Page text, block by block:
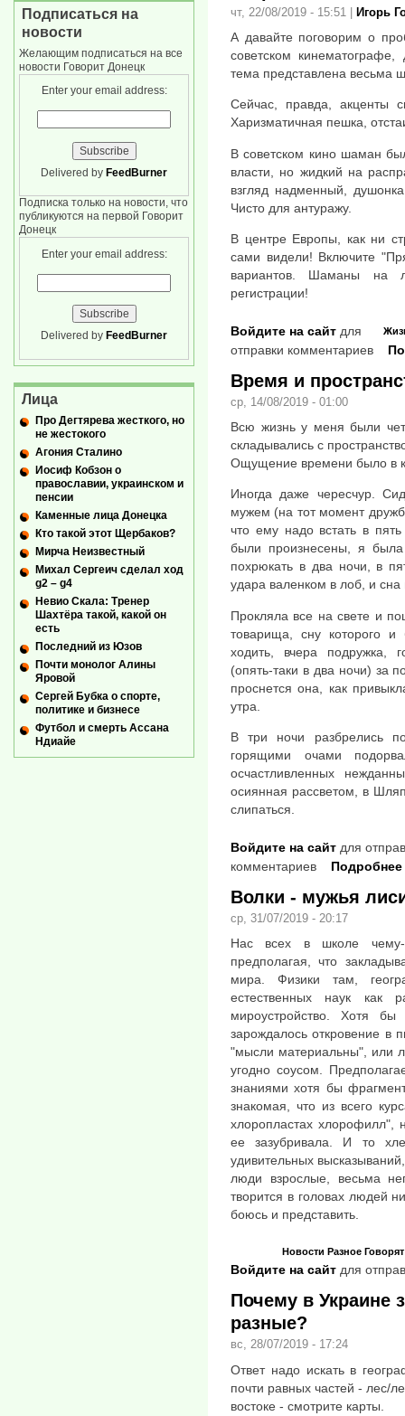
чт, 22/08/2019 - 15:51 | Игорь
А давайте поговорим о
советском
тема представлена весьма
Сейчас, правда, акценты
Харизматичная пешка,
В советском кино шаман
власти, но жидкий на
взгляд надменный,
Чисто для антуражу.
В центре Европы, как ни
сами видели! Включите
вариантов. Шаманы на
регистрации!
Войдите на сайт для
отправки комментариев
Время и
ср, 14/08/2019 - 01:00
Всю жизнь у меня были
складывались с
Ощущение времени было в
Иногда даже чересчур.
мужем (на тот момент
что ему надо встать в
были произнесены, я была
похрюкать в два ночи, в
удара валенком в лоб, и сна
Прокляла все на свете и
товарища, сну которого
ходить, вчера подружка,
(опять-таки в два ночи) за
проснется она, как
утра.
В три ночи разбрелись
горящими очами
осчастливленных
осиянная рассветом, в
слипаться.
Войдите на сайт для
комментариев
Подробнее
Волки - мужья
ср, 31/07/2019 - 20:17
Нас всех в школе
предполагая, что
мира. Физики там,
естественных наук как
мироустройство. Хотя
зарождалось откровение в
"мысли материальны", или
угодно соусом.
знаниями хотя бы
знакомая, что из всего
хлоропластах хлорофилл",
ее зазубривала. И то
удивительных
люди взрослые, весьма
творится в головах людей
боюсь и представить.
Новости Разное Говорят
Войдите на сайт для
Почему в Украине
разные?
вс, 28/07/2019 - 17:24
Ответ надо искать в
почти равных частей - лес/
востоке - смотрите карты.
Подписаться на
новости
Желающим подписаться на все
новости Говорит Донецк
Enter your email address:
Delivered by FeedBurner
Подписка только на новости, что
публикуются на первой Говорит
Донецк
Enter your email address:
Delivered by FeedBurner
Лица
Про Дегтярева жесткого, но
не жестокого
Агония Сталино
Иосиф Кобзон о
православии, украинском и
пенсии
Каменные лица Донецка
Кто такой этот Щербаков?
Мирча Неизвестный
Михал Сергеич сделал ход
g2 – g4
Невио Скала: Тренер
Шахтёра такой, какой он
есть
Последний из Юзов
Почти монолог Алины
Яровой
Сергей Бубка о спорте,
политике и бизнесе
Футбол и смерть Ассана
Ндиайе